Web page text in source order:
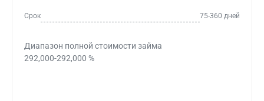
Срок 75-360 дней
Диапазон полной стоимости займа
292,000-292,000 %